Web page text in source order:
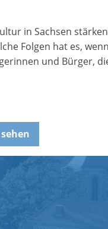
in Sachsen
Folgen hat es, wenn
und Bürger,